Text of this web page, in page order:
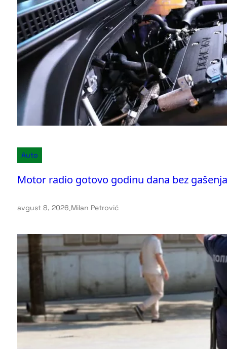
Auto
Motor radio gotovo godinu dana bez
avgust 8, 2026.Milan Petrović